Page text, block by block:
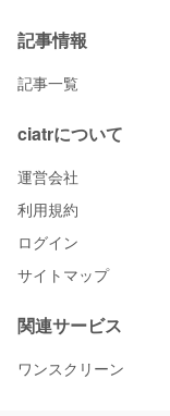
記事情報
記事一覧
ciatrについて
運営会社
利用規約
ログイン
サイトマップ
関連サービス
ワンスクリーン